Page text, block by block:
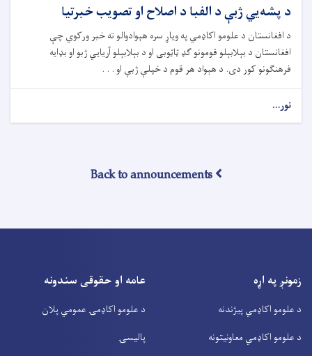
د پشه‌یي ژبې د الفبا د اصلاح او تصویب خبرتیا
د افغانستان د علومو اکاډمي په ویاړ سره هېوادوالو ته خبر ورکوي چې
افغانستان د بېلابېلو قومونو ګډ ټاټوبی او د بېلابېلو آریایي ژبو او بډایه
فرهنګونو کور دی. د هېواد هر قوم د خپلې ژبې او . . .
نور...
Back to announcements
زمونږ په اړه
د علومو اکاډمي پیژندنه
د علومو اکاډمي معاونیتونه
عامه او حقوقی سندونه
د علومو اکاډمۍ عمومي پلان
پالیسۍ